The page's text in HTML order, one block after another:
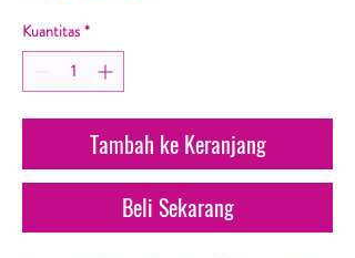
Kuantitas *
Tambah ke Keranjang
Beli Sekarang